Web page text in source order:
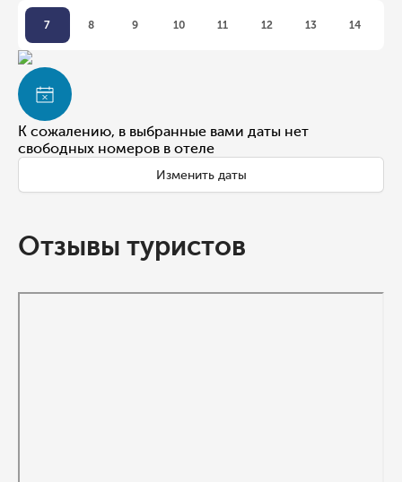
7 8 9 10 11 12 13 14
К сожалению, в выбранные вами даты нет
свободных номеров в отеле
Изменить даты
Отзывы туристов